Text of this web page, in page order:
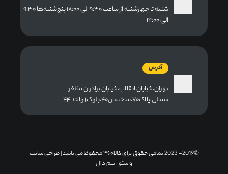
شنبه تا چهارشنبه از ساعت ۹:۳۰ الی ۱۸:۰۰ پنج‌شنبه‌ها ۹:۳۰
الی ۱۴:۰۰
آدرس
تهران،خیابان انقلاب،خیابان برادران مظفر
شمالی،پلاک۷۰،ساختمان۴۰،بلوک۱،واحد ۴۴
©2019- 2023 تمامی حقوق برای کالا۳۶۰ محفوظ می باشد |
طراحی سایت
و سئو: تیم دال